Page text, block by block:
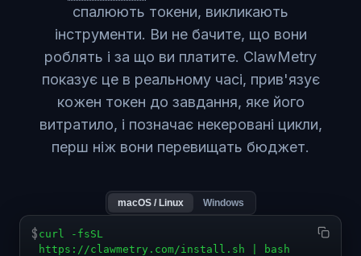
спалюють токени, викликають
інструменти. Ви не бачите, що вони
роблять і за що ви платите. ClawMetry
показує це в реальному часі, прив'язує
кожен токен до завдання, яке його
витратило, і позначає некеровані цикли,
перш ніж вони перевищать бюджет.
macOS / Linux Windows
$ curl -fsSL
https://clawmetry.com/install.sh | bash